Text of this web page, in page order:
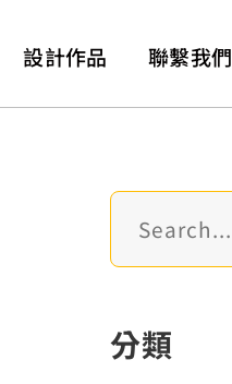
設計作品 聯繫我們
尋
字
:
分類